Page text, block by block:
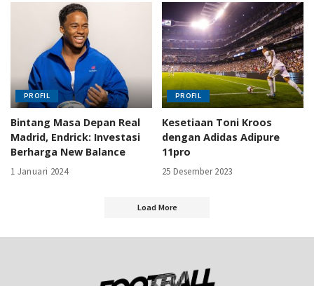
PROFIL
Bintang Masa Depan Real
Madrid, Endrick: Investasi
Berharga New Balance
1 Januari 2024
PROFIL
Kesetiaan Toni Kroos
dengan Adidas Adipure
11pro
25 Desember 2023
Load More